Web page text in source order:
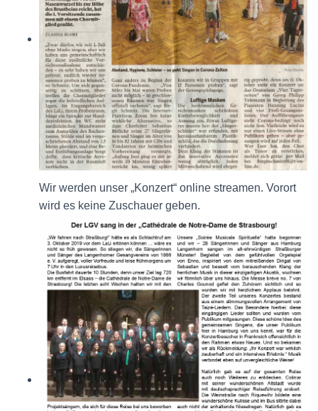
E
N
Wir werden unser „Konzert“ online streamen. Vorort
wird es keine Zuschauer geben.